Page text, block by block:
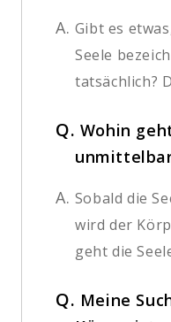
A. Gibt es
Seele
tatsächlich?
Q. Wohin
A. Sobald die
wird der
geht die
Q. Meine